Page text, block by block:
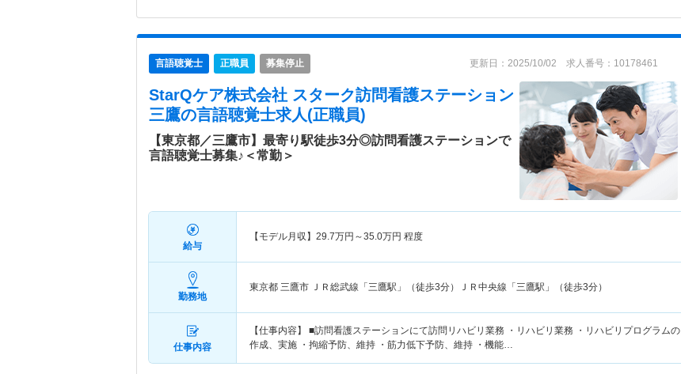
言語聴覚士 正職員 募集停止 更新日：2025/10/02 求人番号：10178461
StarQケア株式会社 スターク訪問看護ステーション
三鷹の言語聴覚士求人(正職員)
【東京都／三鷹市】最寄り駅徒歩3分◎訪問看護ステーションで
言語聴覚士募集♪＜常勤＞
給与
【モデル月収】 29.7万円～35.0万円 程度
勤務地
東京都 三鷹市 ＪＲ総武線「三鷹駅」（徒歩3分）ＪＲ中央線「三鷹駅」（徒歩3分）
仕事内容
【仕事内容】 ■訪問看護ステーションにて訪問リハビリ業務 ・リハビリ業務 ・リハビリプログラムの
作成、実施 ・拘縮予防、維持 ・筋力低下予防、維持 ・機能…